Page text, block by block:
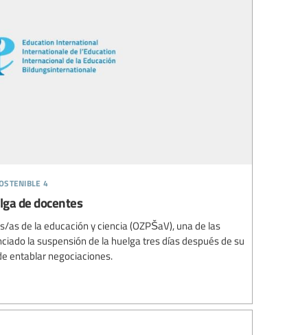
4
de docentes
de la educación y ciencia (OZPŠaV), una de las
la suspensión de la huelga tres días después de su
entablar negociaciones.